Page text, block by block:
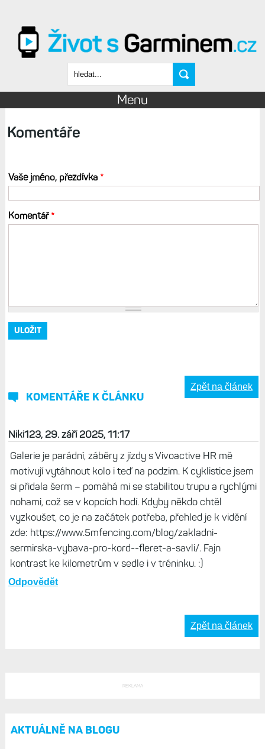
Vyhledávání
Menu
Komentáře
Vaše jméno, přezdívka *
Komentář*
KOMENTÁŘE K ČLÁNKU
Zpět na článek
Niki123, 29. září 2025, 11:17
Galerie je parádní, záběry z jízdy s Vivoactive HR mě
motivují vytáhnout kolo i teď na podzim. K cyklistice jsem
si přidala šerm – pomáhá mi se stabilitou trupu a rychlými
nohami, což se v kopcích hodí. Kdyby někdo chtěl
vyzkoušet, co je na začátek potřeba, přehled je k vidění
zde: https://www.5mfencing.com/blog/zakladni-
sermirska-vybava-pro-kord--fleret-a-savli/. Fajn
kontrast ke kilometrům v sedle i v tréninku. :)
Odpovědět
Zpět na článek
REKLAMA
AKTUÁLNĚ NA BLOGU